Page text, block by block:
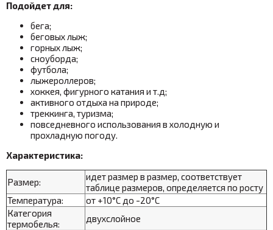
Подойдет для:
бега;
беговых лыж;
горных лыж;
сноуборда;
футбола;
лыжероллеров;
хоккея, фигурного катания и т.д;
активного отдыха на природе;
треккинга, туризма;
повседневного использования в холодную и
прохладную погоду.
Характеристика:
Размер:
идет размер в размер, соответствует
таблице размеров, определяется по росту
Температура:
от +10°С до -20°С
Категория
термобелья:
двухслойное